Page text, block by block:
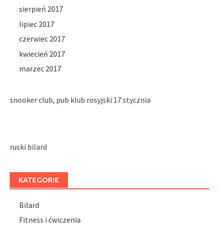
sierpień 2017
lipiec 2017
czerwiec 2017
kwiecień 2017
marzec 2017
snooker club, pub klub rosyjski 17 stycznia
ruski bilard
KATEGORIE
Bilard
Fitness i ćwiczenia